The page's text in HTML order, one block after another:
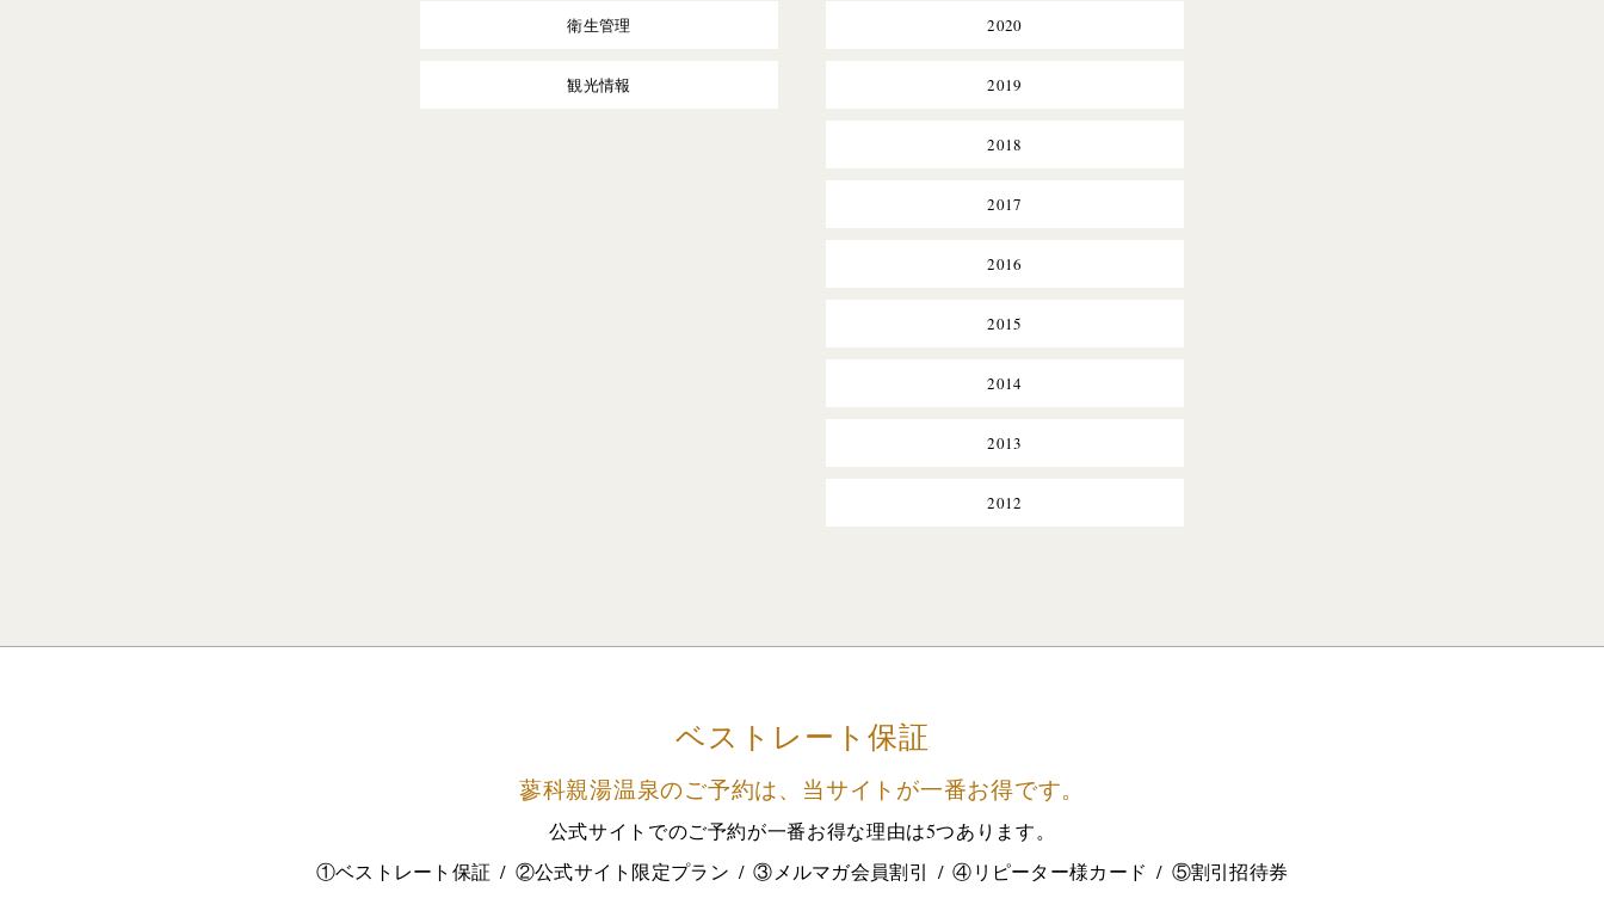
衛生管理
観光情報
2020
2019
2018
2017
2016
2015
2014
2013
2012
ベストレート保証
蓼科親湯温泉のご予約は、 当サイトが一番お得です。
公式サイトでのご予約が一番お得な理由は5つあります。
①ベストレート保証
②公式サイト限定プラン ③メルマガ会員割引 ④リピーター様カード ⑤割引招待券